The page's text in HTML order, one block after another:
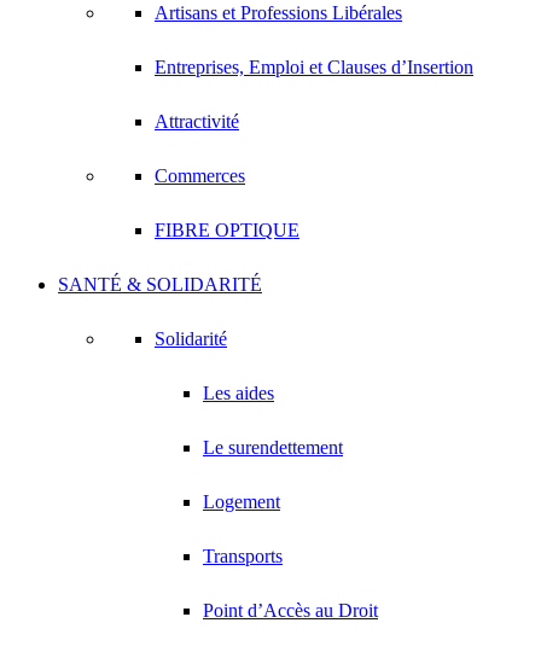
Artisans et Professions Libérales
Entreprises, Emploi et Clauses d’Insertion
Attractivité
Commerces
FIBRE OPTIQUE
SANTÉ & SOLIDARITÉ
Solidarité
Les aides
Le surendettement
Logement
Transports
Point d’Accès au Droit